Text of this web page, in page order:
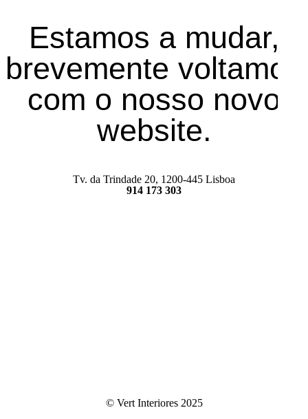
Estamos a mudar,
brevemente voltamos
com o nosso novo
website.
Tv. da Trindade 20, 1200-445 Lisboa
914 173 303
© Vert Interiores 2025